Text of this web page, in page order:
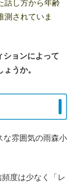
話し方から年齢
測されていま
ションによって
うか。
な雰囲気の雨森小
度は少なく「レ